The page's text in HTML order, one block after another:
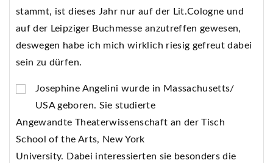
stammt, ist dieses Jahr nur auf der Lit.Cologne und
auf der Leipziger Buchmesse anzutreffen gewesen,
deswegen habe ich mich wirklich riesig gefreut dabei
sein zu dürfen.
Josephine Angelini wurde in Massachusetts/
USA geboren. Sie studierte
Angewandte Theaterwissenschaft an der Tisch
School of the Arts, New York
University. Dabei interessierten sie besonders die